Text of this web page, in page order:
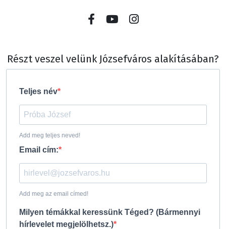
Részt veszel velünk Józsefváros alakításában?
Teljes név
Add meg teljes neved!
Email cím:
Add meg az email címed!
Milyen témákkal keressünk Téged? (Bármennyi
hírlevelet megjelölhetsz.)